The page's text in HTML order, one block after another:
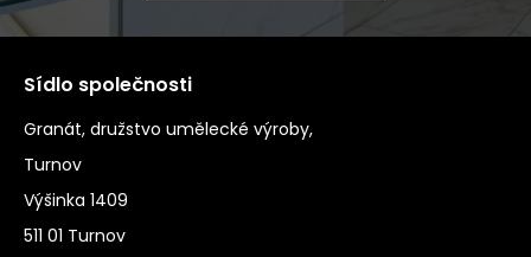
Sídlo společnosti
Granát, družstvo umělecké výroby,
Turnov
Výšinka 1409
511 01 Turnov